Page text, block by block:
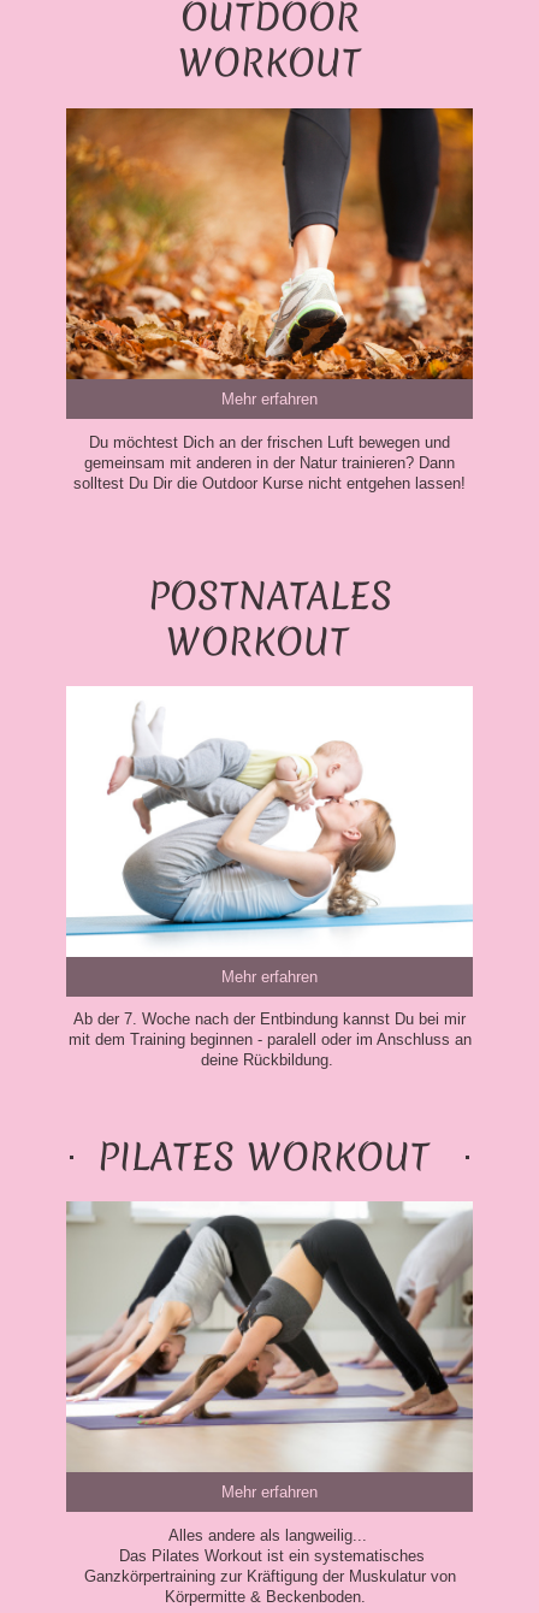
OUTDOOR
WORKOUT
Mehr erfahren
Du möchtest Dich an der frischen Luft bewegen und
gemeinsam mit anderen in der Natur trainieren? Dann
solltest Du Dir die Outdoor Kurse nicht entgehen lassen!
POSTNATALES
WORKOUT
Mehr erfahren
Ab der 7. Woche nach der Entbindung kannst Du bei mir
mit dem Training beginnen - paralell oder im Anschluss an
deine Rückbildung.
PILATES WORKOUT
Mehr erfahren
Alles andere als langweilig...
Das Pilates Workout ist ein systematisches
Ganzkörpertraining zur Kräftigung der Muskulatur von
Körpermitte & Beckenboden.